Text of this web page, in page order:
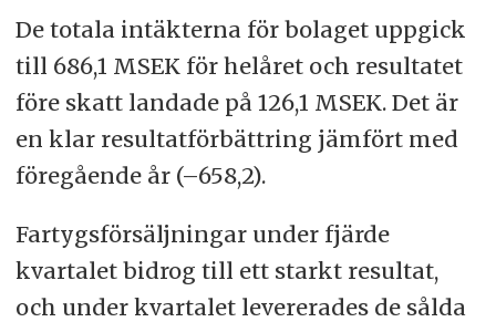
De totala intäkterna för bolaget uppgick
till 686,1 MSEK för helåret och resultatet
före skatt landade på 126,1 MSEK. Det är
en klar resultatförbättring jämfört med
föregående år (–658,2).
Fartygsförsäljningar under fjärde
kvartalet bidrog till ett starkt resultat,
och under kvartalet levererades de sålda